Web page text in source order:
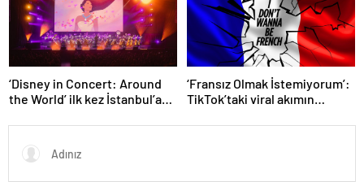
‘Disney in Concert: Around
the World’ ilk kez İstanbul’a
‘Fransız Olmak İstemiyorum’:
TikTok’taki viral akımın